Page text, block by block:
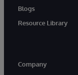
Blogs
Resource Library
Company